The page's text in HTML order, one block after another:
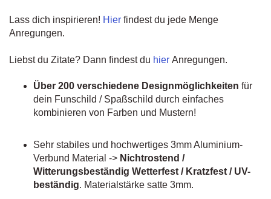
Lass dich inspirieren! Hier findest du jede Menge
Anregungen.
Liebst du Zitate? Dann findest du hier Anregungen.
Über 200 verschiedene Designmöglichkeiten für
dein Funschild / Spaßschild durch einfaches
kombinieren von Farben und Mustern!
Sehr stabiles und hochwertiges 3mm Aluminium-
Verbund Material -> Nichtrostend /
Witterungsbeständig Wetterfest / Kratzfest / UV-
beständig. Materialstärke satte 3mm.